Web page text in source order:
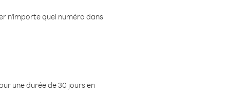
n'importe quel numéro dans
une durée de 30 jours en